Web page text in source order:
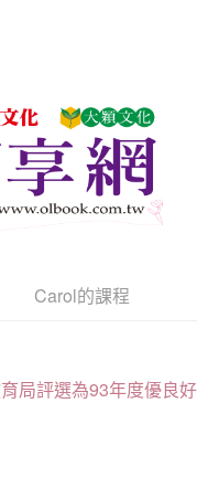
Carol的課程
評選為93年度優良好